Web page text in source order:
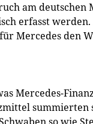
am deutschen
erfasst
Mercedes den
Mercedes-
summierten